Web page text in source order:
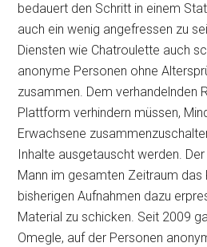
bedauert den Schritt in einem
auch ein wenig angefressen zu
Diensten wie Chatroulette auch
anonyme Personen ohne
zusammen. Dem verhandelnden
Plattform verhindern müssen,
Erwachsene
Inhalte ausgetauscht werden.
Mann im gesamten Zeitraum das
bisherigen Aufnahmen dazu
Material zu schicken. Seit 2009
Omegle, auf der Personen